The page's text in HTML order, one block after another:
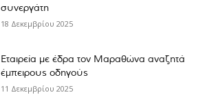
συνεργάτη
18 Δεκεμβρίου 2025
Εταιρεία με έδρα τον Μαραθώνα αναζητά
έμπειρους οδηγούς
11 Δεκεμβρίου 2025